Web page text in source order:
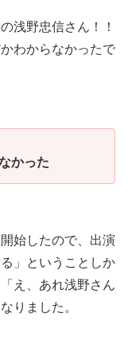
浅野忠信さん！！
わからなかったで
かった
始したので、出演
」ということしか
え、あれ浅野さん
りました。